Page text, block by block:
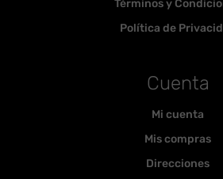
Términos y
Política de
Cuenta
Mi cuenta
Mis compras
Direcciones